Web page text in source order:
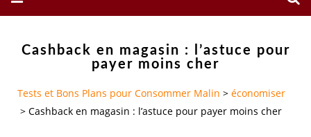
Cashback en magasin : l’astuce pour
payer moins cher
Tests et Bons Plans pour Consommer Malin > économiser
> Cashback en magasin : l’astuce pour payer moins cher